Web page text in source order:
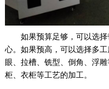
如果预算足够，可以选择
心。如果预高，可以选择多
眼、拉槽、铣型、倒角、浮
柜、衣柜等工艺的加工。